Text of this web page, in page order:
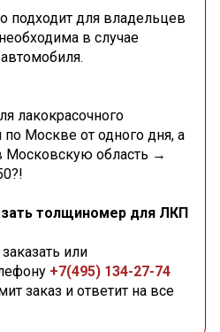
подходит для владельцев
в случае
лакокрасочного
Москве от одного дня, а
Московскую область →
толщиномер для ЛКП
или
+7(495) 134-27-74
заказ и ответит на все